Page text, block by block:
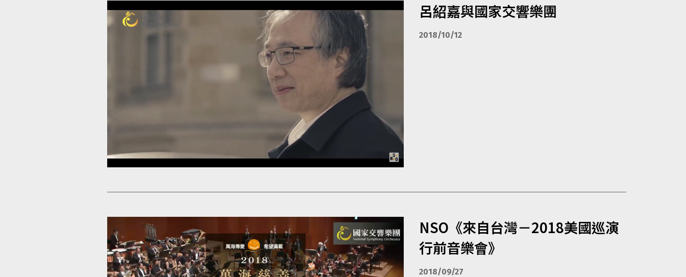
呂紹嘉與國家交響樂團
2018/10/12
NSO《來自台灣－2018美國巡演
行前音樂會》
2018/09/27